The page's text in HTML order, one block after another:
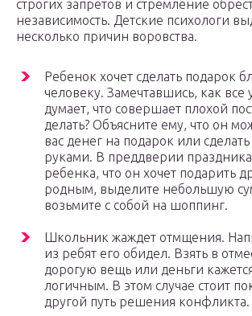
строгих запретов и стремление
независимость. Детские психологи
несколько причин воровства.
Ребенок хочет сделать подарок
человеку. Замечтавшись, как все
думает, что совершает плохой
делать? Объясните ему, что он
вас денег на подарок или
руками. В преддверии праздника
ребенка, что он хочет подарить
родным, выделите небольшую
возьмите с собой на шоппинг.
Школьник жаждет отмщения.
из ребят его обидел. Взять в
дорогую вещь или деньги
логичным. В этом случае стоит
другой путь решения конфликта.